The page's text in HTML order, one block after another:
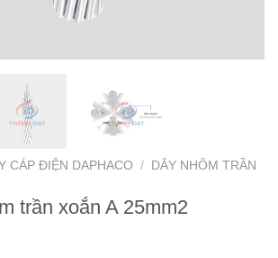
CÁP ĐIỆN DAPHACO /
DÂY NHÔM TRẦN
trần xoắn A 25mm2